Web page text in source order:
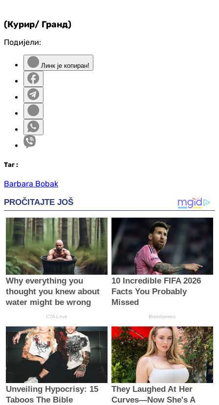
(Курир/ Гранд)
Подијели:
Линк је копиран!
Таг :
Barbara Bobak